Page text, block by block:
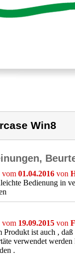
Win8
01.04.2016 von
Bedienung in
19.09.2015 von
Produkt ist auch ,
verwendet
.